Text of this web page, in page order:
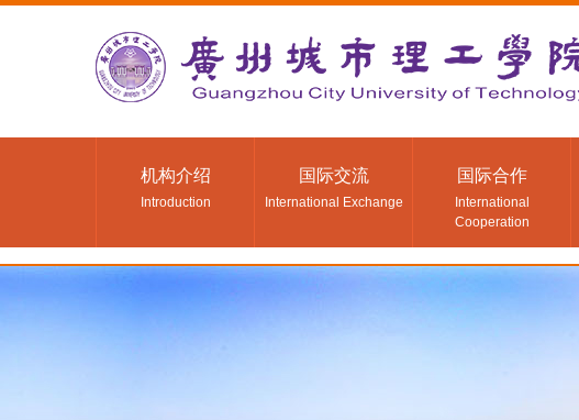
机构介绍
Introduction
国际交流
International Exchange
国际合作
International
Cooperation